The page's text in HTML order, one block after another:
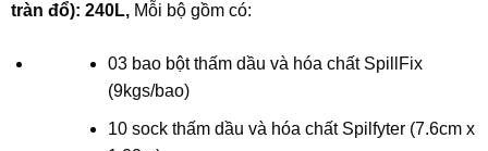
tràn đổ): 240L, Mỗi bộ gồm có:
03 bao bột thấm dầu và hóa chất SpillFix
(9kgs/bao)
10 sock thấm dầu và hóa chất Spilfyter (7.6cm x